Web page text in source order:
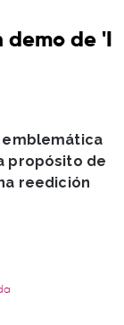
demo de 'I
propósito de
reedición